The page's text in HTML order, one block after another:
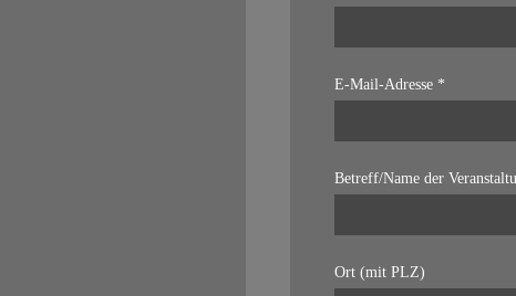
E-Mail-Adresse *
Betreff/Name der
Ort (mit PLZ)